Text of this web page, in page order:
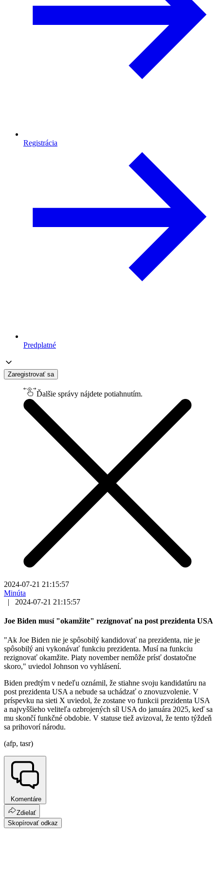
Registrácia
Predplatné
Zaregistrovať sa
Ďalšie správy nájdete potiahnutím.
2024-07-21 21:15:57
Minúta
|
2024-07-21 21:15:57
Joe Biden musí "okamžite" rezignovať na post prezidenta USA
"Ak Joe Biden nie je spôsobilý kandidovať na prezidenta, nie je
spôsobilý ani vykonávať funkciu prezidenta. Musí na funkciu
rezignovať okamžite. Piaty november nemôže prísť dostatočne
skoro," uviedol Johnson vo vyhlásení.
Biden predtým v nedeľu oznámil, že stiahne svoju kandidatúru na
post prezidenta USA a nebude sa uchádzať o znovuzvolenie. V
príspevku na sieti X uviedol, že zostane vo funkcii prezidenta USA
a najvyššieho veliteľa ozbrojených síl USA do januára 2025, keď sa
mu skončí funkčné obdobie. V statuse tiež avizoval, že tento týždeň
sa prihovorí národu.
(afp, tasr)
Komentáre
Zdielať
Skopírovať odkaz